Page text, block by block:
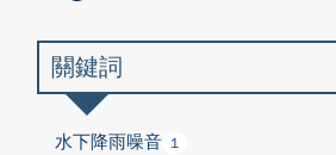
關鍵詞
水下降雨噪音 1